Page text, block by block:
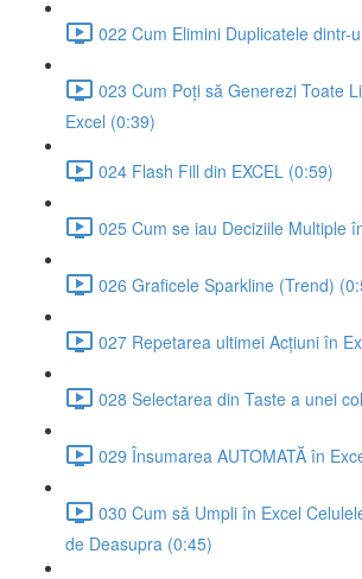
022 Cum Elimini Duplicatele dintr-
023 Cum Poți să Generezi Toate
Excel (0:39)
024 Flash Fill din EXCEL (0:59)
025 Cum se iau Deciziile Multiple
026 Graficele Sparkline (Trend)
027 Repetarea ultimei Acțiuni în
028 Selectarea din Taste a unei
029 Însumarea AUTOMATĂ în
030 Cum să Umpli în Excel
de Deasupra (0:45)